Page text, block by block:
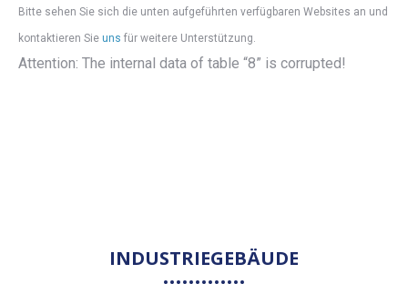
Bitte sehen Sie sich die unten aufgeführten verfügbaren Websites an und
kontaktieren Sie uns für weitere Unterstützung.
Attention: The internal data of table “8” is corrupted!
INDUSTRIEGEBÄUDE